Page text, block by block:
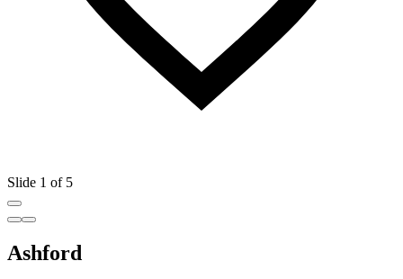
Slide 1 of 5
Ashford